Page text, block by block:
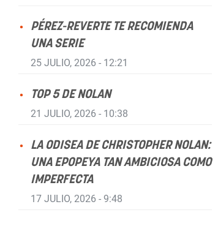
PÉREZ-REVERTE TE RECOMIENDA
UNA SERIE
25 JULIO, 2026 - 12:21
TOP 5 DE NOLAN
21 JULIO, 2026 - 10:38
LA ODISEA DE CHRISTOPHER NOLAN:
UNA EPOPEYA TAN AMBICIOSA COMO
IMPERFECTA
17 JULIO, 2026 - 9:48